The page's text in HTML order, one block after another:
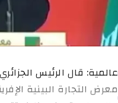
عالمية: قال الرئيس
معرض التجارة البينية